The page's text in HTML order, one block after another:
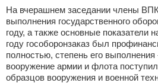
На вчерашнем заседании члены
выполнения государственного
году, а также основные показатели
году гособоронзаказ был
полностью, степень его
вооружение армии и флота
образцов вооружения и военной